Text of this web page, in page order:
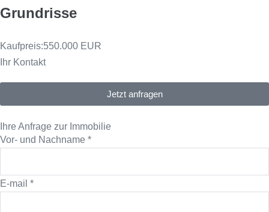
Grundrisse
Kaufpreis:550.000 EUR
Ihr Kontakt
Jetzt anfragen
Ihre Anfrage zur Immobilie
Vor- und Nachname *
E-mail *